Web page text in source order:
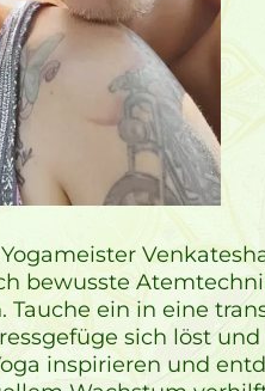
bewusste
ein in eine
sich löst
inspirieren und